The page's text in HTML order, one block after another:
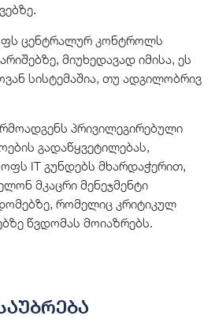
ცენტრალურ კონტროლს
მიუხედავად იმისა, ეს
სისტემაშია, თუ ადგილობრივ
პრივილეგირებული
გადაწყვეტილებას,
IT გუნდებს მხარდაჭერით,
მკაცრი მენეჯმენტი
რომელიც კრიტიკულ
წვდომას მოიაზრებს.